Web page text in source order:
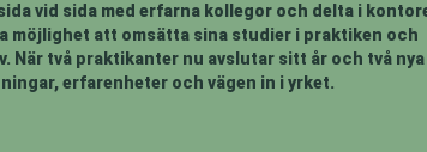
vid sida med erfarna kollegor och delta i
möjlighet att omsätta sina studier i praktiken och
När två praktikanter nu avslutar sitt år och två
erfarenheter och vägen in i yrket.